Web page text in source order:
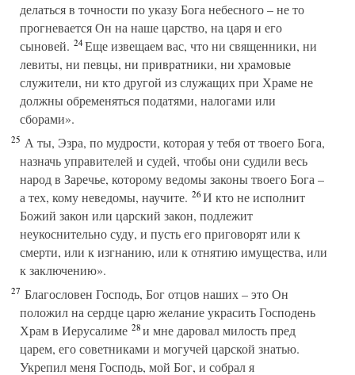
делаться в точности по указу Бога небесного – не то
прогневается Он на наше царство, на царя и его
сыновей. 24Еще извещаем вас, что ни священники, ни
левиты, ни певцы, ни привратники, ни храмовые
служители, ни кто другой из служащих при Храме не
должны обременяться податями, налогами или
сборами».
25 А ты, Эзра, по мудрости, которая у тебя от твоего Бога,
назначь управителей и судей, чтобы они судили весь
народ в Заречье, которому ведомы законы твоего Бога –
а тех, кому неведомы, научите. 26И кто не исполнит
Божий закон или царский закон, подлежит
неукоснительно суду, и пусть его приговорят или к
смерти, или к изгнанию, или к отнятию имущества, или
к заключению».
27 Благословен Господь, Бог отцов наших – это Он
положил на сердце царю желание украсить Господень
Храм в Иерусалиме 28и мне даровал милость пред
царем, его советниками и могучей царской знатью.
Укрепил меня Господь, мой Бог, и собрал я